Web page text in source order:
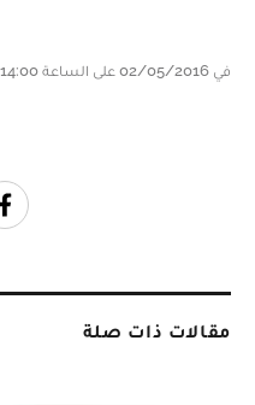
في 02/05/2016 على الساعة 14:00
مقالات ذات صلة